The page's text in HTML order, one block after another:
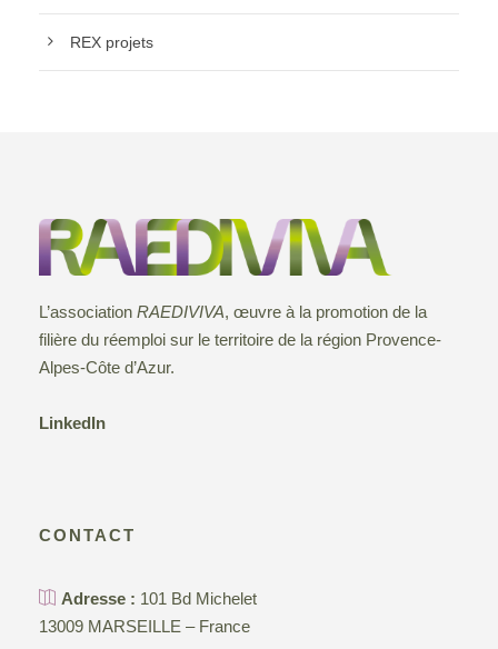
REX projets
L’association RAEDIVIVA, œuvre à la promotion de la
filière du réemploi sur le territoire de la région Provence-
Alpes-Côte d’Azur.
LinkedIn
CONTACT
Adresse : 101 Bd Michelet
13009 MARSEILLE – France